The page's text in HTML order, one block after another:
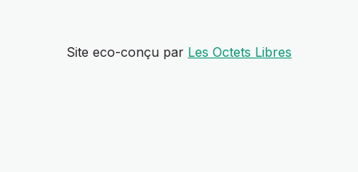
Site eco-conçu par Les Octets Libres